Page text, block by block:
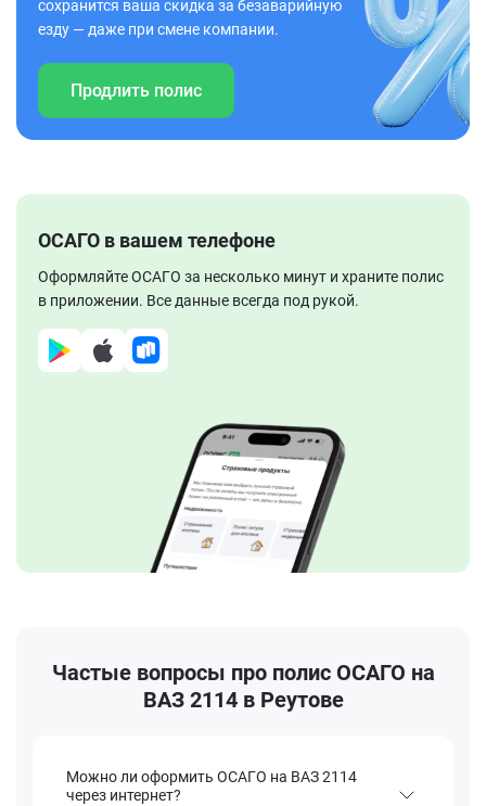
сохранится ваша скидка за безаварийную
езду — даже при смене компании.
Продлить полис
ОСАГО в вашем телефоне
Оформляйте ОСАГО за несколько минут и храните полис
в приложении. Все данные всегда под рукой.
Частые вопросы про полис ОСАГО на
ВАЗ 2114 в Реутове
Можно ли оформить ОСАГО на ВАЗ 2114
через интернет?